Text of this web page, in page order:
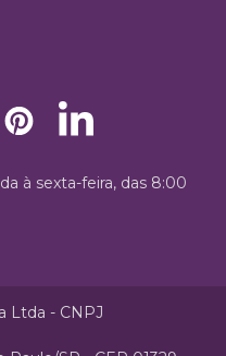
à sexta-feira, das 8:00
Ltda - CNPJ